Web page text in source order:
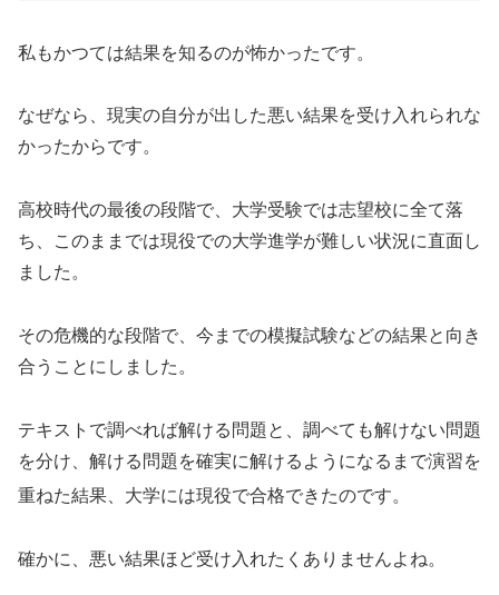
私もかつては結果を知るのが怖かったです。
なぜなら、現実の自分が出した悪い結果を受け入れられな
かったからです。
高校時代の最後の段階で、大学受験では志望校に全て落
ち、このままでは現役での大学進学が難しい状況に直面し
ました。
その危機的な段階で、今までの模擬試験などの結果と向き
合うことにしました。
テキストで調べれば解ける問題と、調べても解けない問題
を分け、解ける問題を確実に解けるようになるまで演習を
重ねた結果、大学には現役で合格できたのです。
確かに、悪い結果ほど受け入れたくありませんよね。